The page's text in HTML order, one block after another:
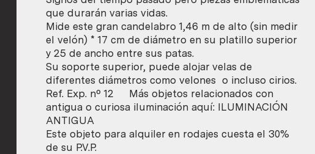
cantidad
que durarán varias vidas.
Mide este gran candelabro 1,46 m de alto (sin medir
el velón) * 17 cm de diámetro en su platillo superior
y 25 de ancho entre sus patas.
Su soporte superior, puede alojar velas de
diferentes diámetros como velones o incluso cirios.
Ref. Exp. nº 12 Más objetos relacionados con
antigua o curiosa iluminación aquí: ILUMINACIÓN
ANTIGUA
Este objeto para alquiler en rodajes cuesta el 30%
de su P.V.P.